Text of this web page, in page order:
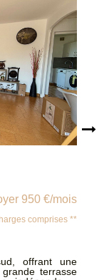
950 €/mois
comprises **
offrant une
terrasse